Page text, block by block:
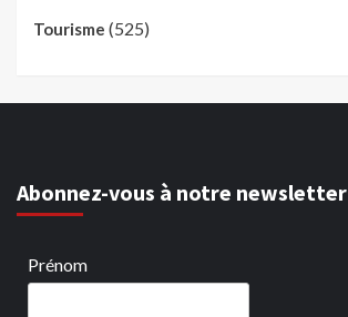
Tourisme (525)
Abonnez-vous à notre newsletter
Prénom